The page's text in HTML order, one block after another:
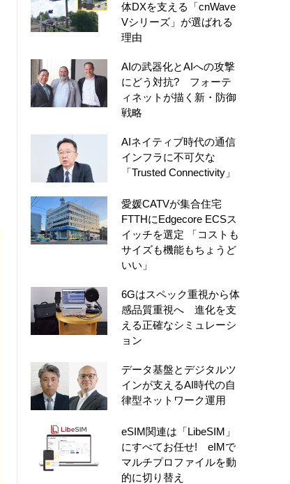
体DXを支える「cnWave
Vシリーズ」が選ばれる
理由
AIの武器化とAIへの攻撃
にどう対抗? フォーテ
ィネットが描く新・防御
戦略
AIネイティブ時代の通信
インフラに不可欠な
「Trusted Connectivity」
愛媛CATVが集合住宅
FTTHにEdgecore ECSス
イッチを選定 「コストも
サイズも機能もちょうど
いい」
6Gはスペック重視から体
感品質重視へ 進化を支
える正確なシミュレーシ
ョン
データ基盤とデジタルツ
インが支えるAI時代の自
律型ネットワーク運用
eSIM関連は「LibeSIM」
にすべてお任せ! eIMで
マルチプロファイルを動
的に切り替え